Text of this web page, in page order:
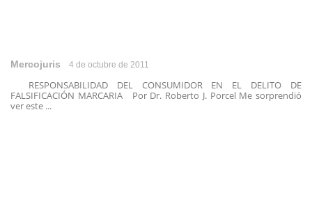
Mercojuris 4 de octubre de 2011
RESPONSABILIDAD DEL CONSUMIDOR EN EL DELITO DE
FALSIFICACIÓN MARCARIA Por Dr. Roberto J. Porcel Me sorprendió
ver este ...